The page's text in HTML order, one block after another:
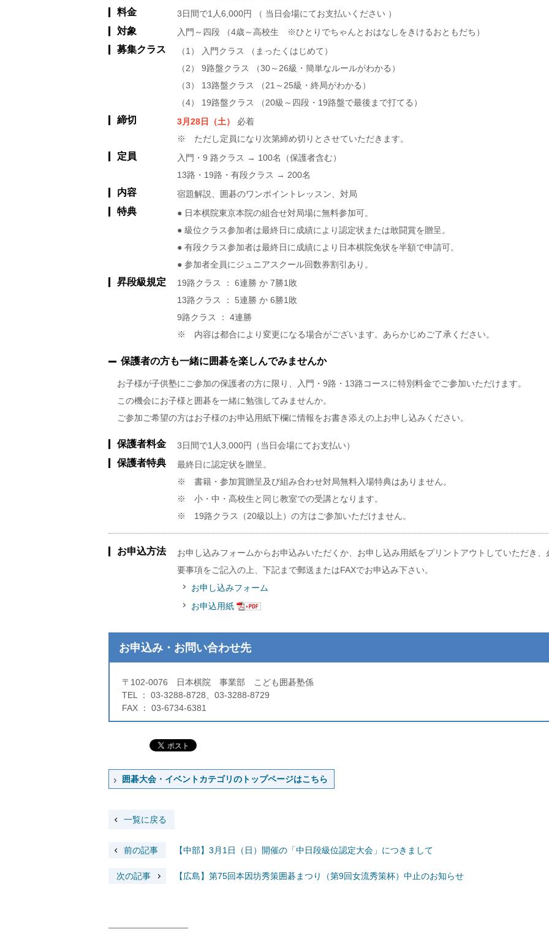
料金 3日間で1人6,000円 （ 当日会場にてお支払いください ）
対象 入門～四段 （4歳～高校生 ※ひとりでちゃんとおはなしをきけるおともだち）
募集クラス
（1） 入門クラス （まったくはじめて）
（2） 9路盤クラス （30～26級・簡単なルールがわかる）
（3） 13路盤クラス （21～25級・終局がわかる）
（4） 19路盤クラス （20級～四段・19路盤で最後まで打てる）
締切 3月28日（土）
必着
※ ただし定員になり次第締め切りとさせていただきます。
定員
入門・9 路クラス → 100名（保護者含む）
13路・19路・有段クラス → 200名
内容 宿題解説、囲碁のワンポイントレッスン、対局
特典
● 日本棋院東京本院の組合せ対局場に無料参加可。
● 級位クラス参加者は最終日に成績により認定状または敢闘賞を贈呈。
● 有段クラス参加者は最終日に成績により日本棋院免状を半額で申請可。
● 参加者全員にジュニアスクール回数券割引あり。
昇段級規定
19路クラス ： 6連勝 か 7勝1敗
13路クラス ： 5連勝 か 6勝1敗
9路クラス ： 4連勝
※ 内容は都合により変更になる場合がございます。あらかじめご了承ください。
保護者の方も一緒に囲碁を楽しんでみませんか
お子様が子供塾にご参加の保護者の方に限り、入門・9路・13路コースに特別料金でご参加いただけます。
この機会にお子様と囲碁を一緒に勉強してみませんか。
ご参加ご希望の方はお子様のお申込用紙下欄に情報をお書き添えの上お申し込みください。
保護者料金 3日間で1人3,000円（当日会場にてお支払い）
保護者特典
最終日に認定状を贈呈。
※ 書籍・参加賞贈呈及び組み合わせ対局無料入場特典はありません。
※ 小・中・高校生と同じ教室での受講となります。
※ 19路クラス（20級以上）の方はご参加いただけません。
お申込方法
お申し込みフォームからお申込みいただくか、お申し込み用紙をプリントアウトしていただき、
要事項をご記入の上、下記まで郵送またはFAXでお申込み下さい。
お申し込みフォーム
お申込用紙
お申込み・お問い合わせ先
〒102-0076 日本棋院 事業部 こども囲碁塾係
TEL ： 03-3288-8728、03-3288-8729
FAX ： 03-6734-6381
囲碁大会・イベントカテゴリのトップページはこちら
一覧に戻る
前の記事 【中部】3月1日（日）開催の「中日段級位認定大会」につきまして
次の記事 【広島】第75回本因坊秀策囲碁まつり（第9回女流秀策杯）中止のお知らせ